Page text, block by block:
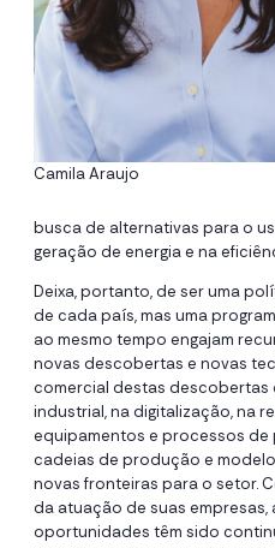
Camila Araujo
busca de alternativas para o
geração de energia e na
Deixa, portanto, de ser uma
de cada país, mas uma
ao mesmo tempo engajam
novas descobertas e novas
comercial destas descobertas
industrial, na digitalização, na
equipamentos e processos de
cadeias de produção e
novas fronteiras para o setor.
da atuação de suas empresas,
oportunidades têm sido